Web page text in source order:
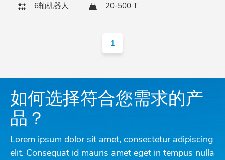
6轴机器人 20-500 T
1
如何选择符合您需求的产
品？
Lorem ipsum dolor sit amet, consectetur adipiscing
elit. Consequat id mauris amet eget in tempus nulla